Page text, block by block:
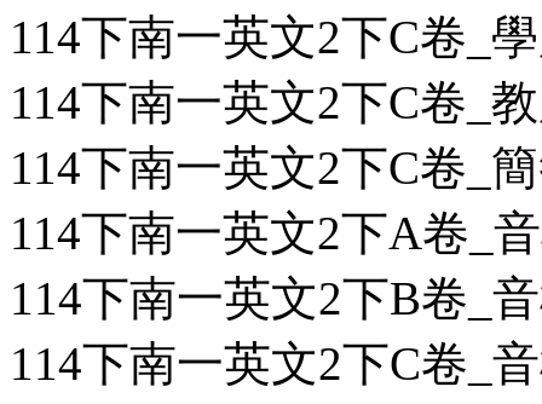
114下南一英文2下C卷_
114下南一英文2下C卷_
114下南一英文2下C卷_
114下南一英文2下A卷_
114下南一英文2下B卷_
114下南一英文2下C卷_